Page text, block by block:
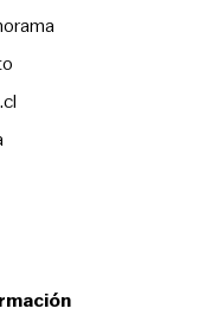
Opens in new window